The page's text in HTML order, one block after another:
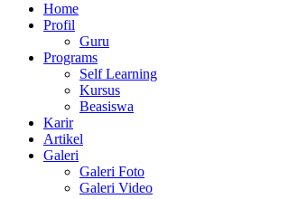
Home
Profil
Guru
Programs
Self Learning
Kursus
Beasiswa
Karir
Artikel
Galeri
Galeri Foto
Galeri Video